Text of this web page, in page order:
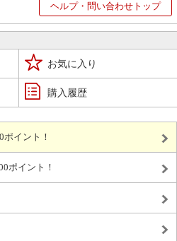
ヘルプ・問い合わせトップ
お気に入り
購入履歴
イント！
ポイント！